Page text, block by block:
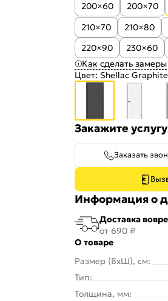
200×60
200×70
210×70
210×80
220×90
230×60
Как сделать замеры
Цвет: Shellac Graphite
Закажите
Заказать
Информация о
Доставка
от 690 ₽
О товаре
Размер (ВхШ), см:
Тип:
Толщина, мм: